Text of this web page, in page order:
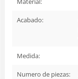
Acabado:
Medida:
Numero de piezas: